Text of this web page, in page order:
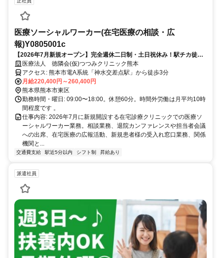
医療ソーシャルワーカー(在宅医療の相談・広
報)Y0805001c
【2026年7月新規オープン】完全週休二日制・土日祝休み！駅チカ徒歩3
分の在宅診療クリニック
医療法人 徳隣会(仮)つつみクリニック熊本
アクセス: 熊本市電A系統「神水交差点駅」から徒歩3分
月給220,400円～260,400円
熊本県熊本市東区
勤務時間・曜日: 09:00〜18:00。休憩60分。時間外労働は月平均10時
間程度です 。
仕事内容: 2026年7月に新規開設する在宅診療クリニックでの医療ソ
ーシャルワーカー業務。相談業務、退院カンファレンスや担当者会議
への出席、在宅医療の広報活動、新規患者様の受入れ窓口業務、関係
機関と...
交通費支給 駅近5分以内 シフト制 昇給あり
派遣社員